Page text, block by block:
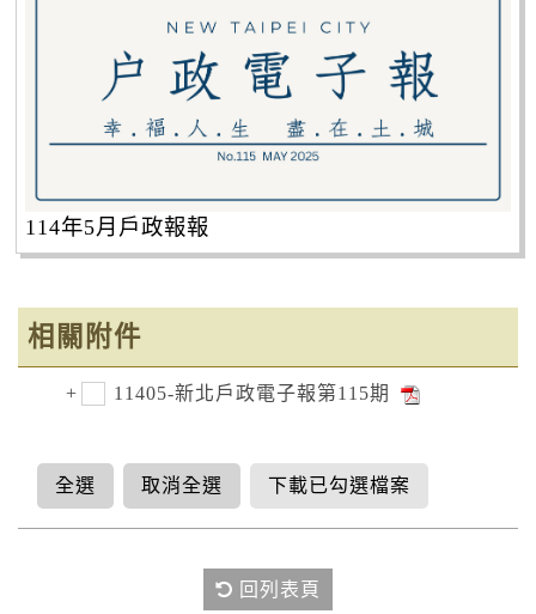
114年5月戶政報報
相關附件
11405-新北戶政電子報第115期
全選 取消全選 下載已勾選檔案
回列表頁